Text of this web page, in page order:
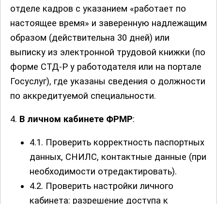
отделе кадров с указанием «работает по
настоящее время» и заверенную надлежащим
образом (действительна 30 дней) или
выписку из электронной трудовой книжки (по
форме СТД-Р у работодателя или на портале
Госуслуг), где указаны сведения о должности
по аккредитуемой специальности.
4. В личном кабинете ФРМР:
4.1. Проверить корректность паспортных
данных, СНИЛС, контактные данные (при
необходимости отредактировать).
4.2. Проверить настройки личного
кабинета: разрешение доступа к